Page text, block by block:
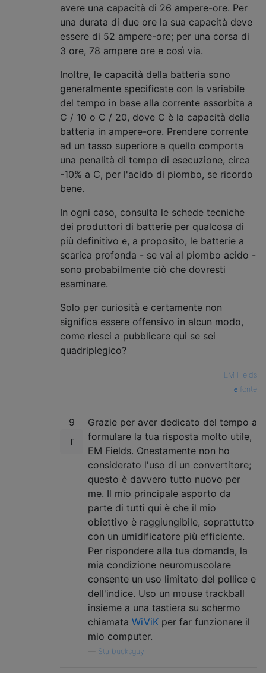
avere una capacità di 26 ampere-ore. Per
una durata di due ore la sua capacità deve
essere di 52 ampere-ore; per una corsa di
3 ore, 78 ampere ore e così via.
Inoltre, le capacità della batteria sono
generalmente specificate con la variabile
del tempo in base alla corrente assorbita a
C / 10 o C / 20, dove C è la capacità della
batteria in ampere-ore. Prendere corrente
ad un tasso superiore a quello comporta
una penalità di tempo di esecuzione, circa
-10% a C, per l'acido di piombo, se ricordo
bene.
In ogni caso, consulta le schede tecniche
dei produttori di batterie per qualcosa di
più definitivo e, a proposito, le batterie a
scarica profonda - se vai al piombo acido -
sono probabilmente ciò che dovresti
esaminare.
Solo per curiosità e certamente non
significa essere offensivo in alcun modo,
come riesci a pubblicare qui se sei
quadriplegico?
EM Fields
fonte
9
Grazie per aver dedicato del tempo a
formulare la tua risposta molto utile,
EM Fields. Onestamente non ho
considerato l'uso di un convertitore;
questo è davvero tutto nuovo per
me. Il mio principale asporto da
parte di tutti qui è che il mio
obiettivo è raggiungibile, soprattutto
con un umidificatore più efficiente.
Per rispondere alla tua domanda, la
mia condizione neuromuscolare
consente un uso limitato del pollice e
dell'indice. Uso un mouse trackball
insieme a una tastiera su schermo
chiamata WiViK per far funzionare il
mio computer.
Starbucksguy,